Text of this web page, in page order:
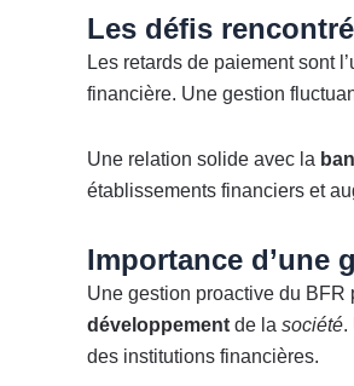
Les défis
Les retards de paiement sont
financière. Une gestion
Une relation solide avec la
établissements financiers et
Importance d’une
Une gestion proactive du
développement de la société.
des institutions financières.